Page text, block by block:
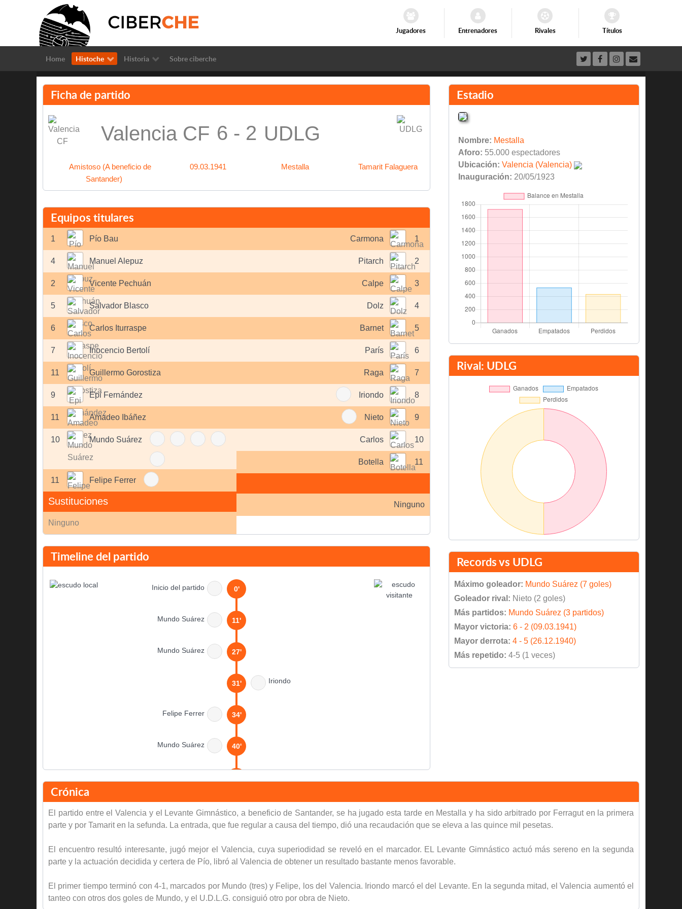
Jugadores Entrenadores Rivales Títulos
Home Histoche Historia Sobre ciberche
Ficha de partido
Valencia CF 6 - 2 UDLG
Amistoso (A beneficio de
Santander)
09.03.1941 Mestalla Tamarit Falaguera
Equipos titulares
1 Pío Bau
4 Manuel Alepuz
2 Vicente Pechuán
5 Salvador Blasco
6 Carlos Iturraspe
7 Inocencio Bertolí
11 Guillermo Gorostiza
9 Epi Fernández
11 Amadeo Ibáñez
10 Mundo Suárez
11 Felipe Ferrer
Sustituciones
Ninguno
1
Carmona
2
Pitarch
3
Calpe
4
Dolz
5
Barnet
6
París
7
Raga
8
Iriondo
9
Nieto
10
Carlos
11
Botella
Ninguno
Timeline del partido
Inicio del partido 0'
Mundo Suárez 11'
Mundo Suárez 27'
Iriondo
31'
Felipe Ferrer 34'
Mundo Suárez 40'
Final del partido 90'
Estadio
Nombre: Mestalla
Aforo: 55.000 espectadores
Ubicación: Valencia (Valencia)
Inauguración: 20/05/1923
Rival: UDLG
Records vs UDLG
Máximo goleador: Mundo Suárez (7 goles)
Goleador rival: Nieto (2 goles)
Más partidos: Mundo Suárez (3 partidos)
Mayor victoria: 6 - 2 (09.03.1941)
Mayor derrota: 4 - 5 (26.12.1940)
Más repetido: 4-5 (1 veces)
Crónica
El partido entre el Valencia y el Levante Gimnástico, a beneficio de Santander, se ha jugado esta tarde en Mestalla y ha sido arbitrado por Ferragut en la primera
parte y por Tamarit en la sefunda. La entrada, que fue regular a causa del tiempo, dió una recaudación que se eleva a las quince mil pesetas.
El encuentro resultó interesante, jugó mejor el Valencia, cuya superiodidad se reveló en el marcador. EL Levante Gimnástico actuó más sereno en la segunda
parte y la actuación decidida y certera de Pío, libró al Valencia de obtener un resultado bastante menos favorable.
El primer tiempo terminó con 4-1, marcados por Mundo (tres) y Felipe, los del Valencia. Iriondo marcó el del Levante. En la segunda mitad, el Valencia aumentó el
tanteo con otros dos goles de Mundo, y el U.D.L.G. consiguió otro por obra de Nieto.